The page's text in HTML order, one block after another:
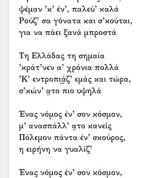
ψέμαν ’κ’ έν’, παλεύ’ καλά
Ρούζ’ σα γόνατα και σ’κούται,
για να πάει ξανά μπροστά
Τη Ελλάδας τη σημαία
’κράτ’νεν α’ χρόνια πολλά
’Κ’ εντροπι͜άζ’ εμάς και τώρα,
σ’κών’ α̤το πιο υψηλά
Ένας νόμος έν’ σον κόσμον,
μ’ ανασπάλλ’ α̤το κανείς
Πόλεμον πάντα έν’ σκούρος,
η ειρήνη να γυαλίζ’
Ένας νόμος έν’ σον κόσμον,